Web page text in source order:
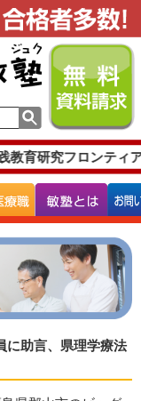
教育研究フロンテ
に助言、県理学療法